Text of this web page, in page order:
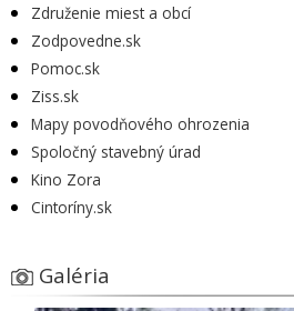
Združenie miest a obcí
Zodpovedne.sk
Pomoc.sk
Ziss.sk
Mapy povodňového ohrozenia
Spoločný stavebný úrad
Kino Zora
Cintoríny.sk
Galéria